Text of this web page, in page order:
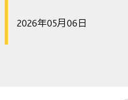
2026年05月06日